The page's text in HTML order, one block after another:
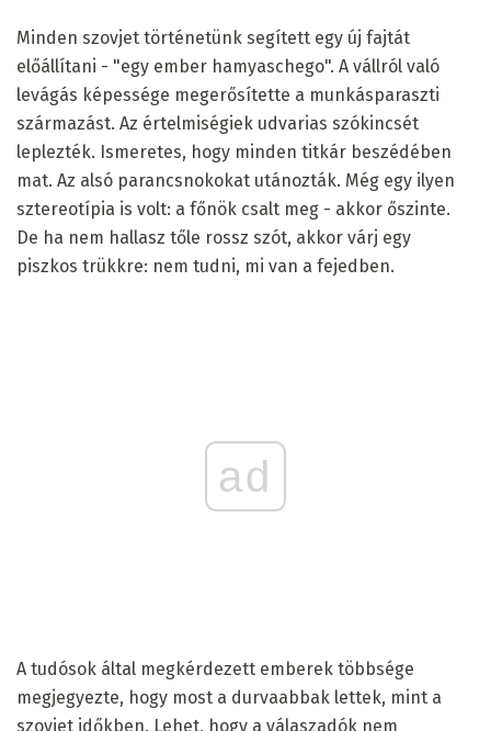
Minden szovjet történetünk segített egy új fajtát
előállítani - "egy ember hamyaschego". A vállról való
levágás képessége megerősítette a munkásparaszti
származást. Az értelmiségiek udvarias szókincsét
leplezték. Ismeretes, hogy minden titkár beszédében
mat. Az alsó parancsnokokat utánozták. Még egy ilyen
sztereotípia is volt: a főnök csalt meg - akkor őszinte.
De ha nem hallasz tőle rossz szót, akkor várj egy
piszkos trükkre: nem tudni, mi van a fejedben.
ad
A tudósok által megkérdezett emberek többsége
megjegyezte, hogy most a durvaabbak lettek, mint a
szovjet időkben. Lehet, hogy a válaszadók nem